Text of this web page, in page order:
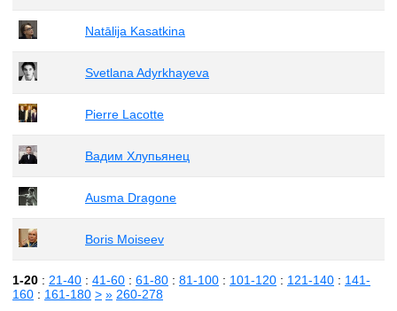
Natālija Kasatkina
Svetlana Adyrkhayeva
Pierre Lacotte
Вадим Хлупьянец
Ausma Dragone
Boris Moiseev
1-20 : 21-40 : 41-60 : 61-80 : 81-100 : 101-120 : 121-140 : 141-
160 : 161-180 > » 260-278